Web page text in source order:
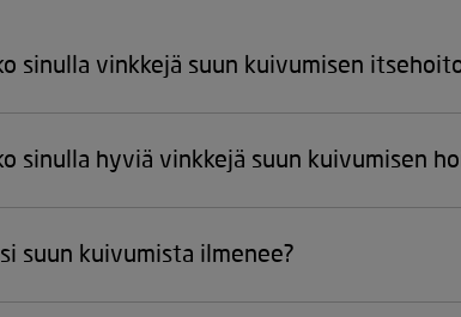
sinulla vinkkejä suun kuivumisen
sinulla hyviä vinkkejä suun kuivumisen
suun kuivumista ilmenee?